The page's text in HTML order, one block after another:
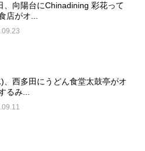
、向陽台にChinadining 彩花って
店がオ...
、西多田にうどん食堂太鼓亭がオ
るみ...